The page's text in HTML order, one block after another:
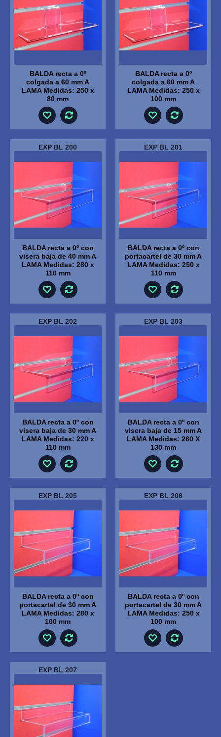
BALDA recta a 0º
colgada a 60 mm A
LAMA Medidas: 250 x
80 mm
BALDA recta a 0º
colgada a 60 mm A
LAMA Medidas: 250 x
100 mm
EXP BL 200
BALDA recta a 0º con
visera baja de 40 mm A
LAMA Medidas: 280 x
110 mm
EXP BL 201
BALDA recta a 0º con
portacartel de 30 mm A
LAMA Medidas: 250 x
110 mm
EXP BL 202
BALDA recta a 0º con
visera baja de 30 mm A
LAMA Medidas: 220 x
110 mm
EXP BL 203
BALDA recta a 0º con
visera baja de 15 mm A
LAMA Medidas: 260 X
130 mm
EXP BL 205
BALDA recta a 0º con
portacartel de 30 mm A
LAMA Medidas: 280 x
100 mm
EXP BL 206
BALDA recta a 0º con
portacartel de 30 mm A
LAMA Medidas: 250 x
100 mm
EXP BL 207